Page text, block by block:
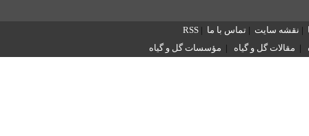
| نقشه سایت | تماس با ما |
RSS
| مقالات گل و گیاه | مؤسسات گل و گیاه